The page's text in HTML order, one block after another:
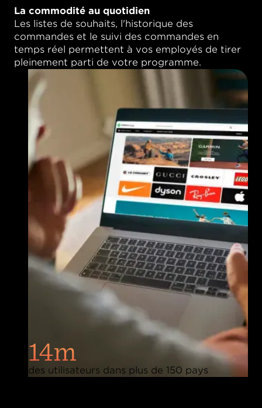
14m
des utilisateurs dans plus de 150 pays
La commodité au quotidien
Les listes de souhaits, l'historique des
commandes et le suivi des commandes en
temps réel permettent à vos employés de tirer
pleinement parti de votre programme.